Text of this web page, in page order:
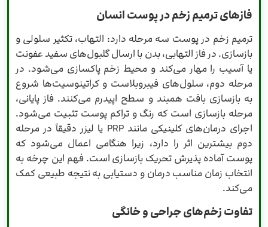
فازهای ترمیم زخم در پوست انسان
ترمیم زخم در پوست سه مرحله دارد: التهاب، تکثیر سلولی و
بازسازی. در فاز التهابی، بدن با ارسال گلبول‌های سفید عفونت
یا آسیب را مهار می‌کند و محیط زخم پاکسازی می‌شود. در
مرحله دوم، سلول‌های فیبروبلاست و کراتینوسیت‌ها شروع
به بازسازی بافت همبند و سطح اپیدرم می‌کنند. فاز پایانی،
مرحله بازسازی است که رنگ و تراکم پوست تثبیت می‌شود.
اجرای درمان‌های کلینیکی مانند PRP یا لیزر دقیقاً در مرحله
دوم بیشترین اثر را دارد، زیرا هنگامی اعمال می‌شود که
پوست آماده پذیرش تحریک بازسازی است. فهم این چرخه به
انتخاب زمان مناسب درمان و دستیابی به نتیجه طبیعی کمک
می‌کند.
تفاوت زخم‌های جراحی و خانگی